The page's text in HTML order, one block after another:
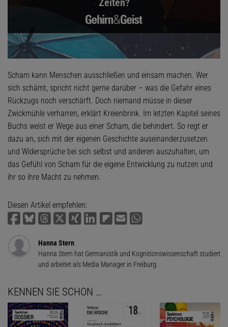
Zeiten?
Scham kann Menschen ausschließen und einsam machen. Wer
sich schämt, spricht nicht gerne darüber – was die Gefahr eines
Rückzugs noch verschärft. Doch niemand müsse in dieser
Zwickmühle verharren, erklärt Kreienbrink. Im letzten Kapitel seines
Buchs weist er Wege aus einer Scham, die behindert. So regt er
dazu an, sich mit der eigenen Geschichte auseinanderzusetzen
und Widersprüche bei sich selbst und anderen auszuhalten, um
das Gefühl von Scham für die eigene Entwicklung zu nutzen und
ihr so ihre Macht zu nehmen.
Diesen Artikel empfehlen:
Hanna Stern
Hanna Stern hat Germanistik und Kognitionswissenschaft studiert
und arbeitet als Media Manager in Freiburg.
KENNEN SIE SCHON …